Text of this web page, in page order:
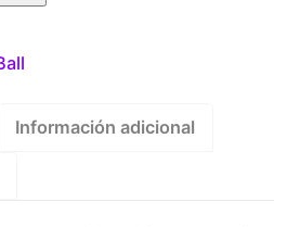
Información adicional